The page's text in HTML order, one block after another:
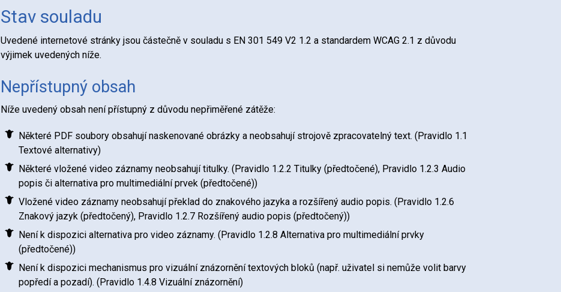
Stav souladu
Uvedené internetové stránky jsou částečně v souladu s EN 301 549 V2 1.2 a standardem WCAG 2.1 z důvodu
výjimek uvedených níže.
Nepřístupný obsah
Níže uvedený obsah není přístupný z důvodu nepřiměřené zátěže:
Některé PDF soubory obsahují naskenované obrázky a neobsahují strojově zpracovatelný text. (Pravidlo 1.1
Textové alternativy)
Některé vložené video záznamy neobsahují titulky. (Pravidlo 1.2.2 Titulky (předtočené), Pravidlo 1.2.3 Audio
popis či alternativa pro multimediální prvek (předtočené))
Vložené video záznamy neobsahují překlad do znakového jazyka a rozšířený audio popis. (Pravidlo 1.2.6
Znakový jazyk (předtočený), Pravidlo 1.2.7 Rozšířený audio popis (předtočený))
Není k dispozici alternativa pro video záznamy. (Pravidlo 1.2.8 Alternativa pro multimediální prvky
(předtočené))
Není k dispozici mechanismus pro vizuální znázornění textových bloků (např. uživatel si nemůže volit barvy
popředí a pozadí). (Pravidlo 1.4.8 Vizuální znázornění)